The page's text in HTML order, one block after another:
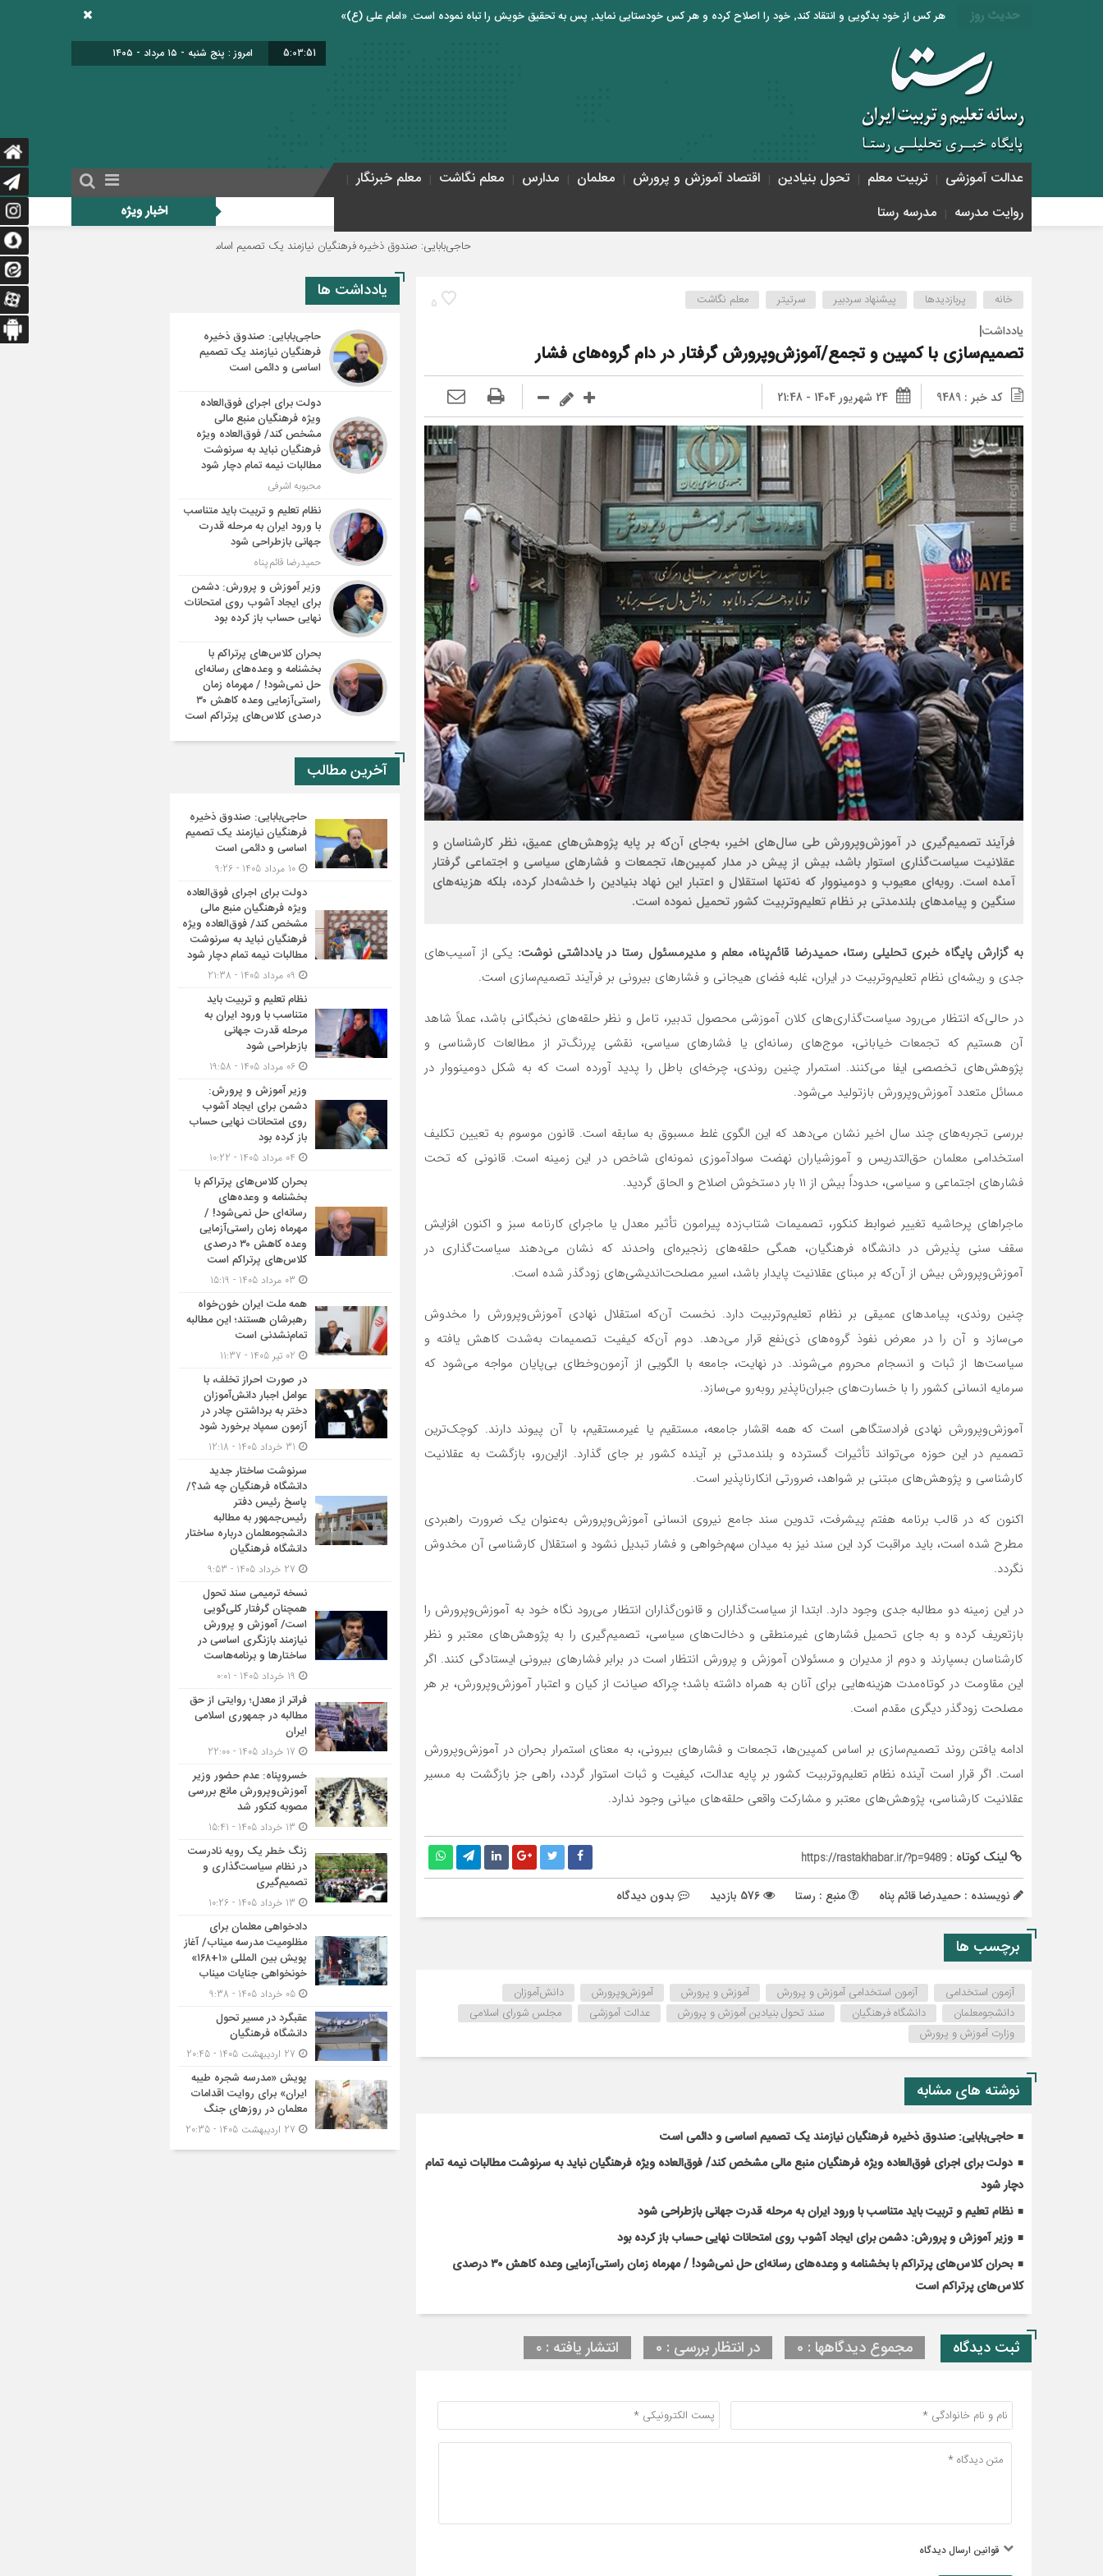
حدیث روز هر کس از خود بدگویی و انتقاد کند٬ خود را اصلاح کرده و هر کس خودستایی نماید٬ پس به تحقیق خویش را تباه نموده است. «امام علی (ع)»
5:03:51 امروز : پنج شنبه - ۱۵ مرداد - ۱۴۰۵
عدالت آموزشی تربیت معلم تحول بنیادین اقتصاد آموزش و پرورش معلمان مدارس معلم نگاشت
معلم خبرنگار
روایت مدرسه
مدرسه رستا اخبار ویژه
حاجی‌بابایی: صندوق ذخیره فرهنگیان نیازمند یک تصمیم اساسی و دائمی است دولت برای اجرای فوق‌العاده ویژه
5 خانه پربازدیدها پیشنهاد سردبیر سرتیتر معلم نگاشت
یادداشت|
تصمیم‌سازی با کمپین و تجمع/آموزش‌وپرورش گرفتار در دام گروه‌های فشار
کد خبر : 9489 24 شهریور 1404 - 21:48
فرآیند تصمیم‌گیری در آموزش‌وپرورش طی سال‌های اخیر، به‌جای آن‌که بر پایه پژوهش‌های عمیق، نظر کارشناسان و
عقلانیت سیاست‌گذاری استوار باشد، بیش از پیش در مدار کمپین‌ها، تجمعات و فشارهای سیاسی و اجتماعی گرفتار
آمده است. رویه‌ای معیوب و دومینووار که نه‌تنها استقلال و اعتبار این نهاد بنیادین را خدشه‌دار کرده، بلکه هزینه‌های
سنگین و پیامدهای بلندمدتی بر نظام تعلیم‌وتربیت کشور تحمیل نموده است.
به گزارش پایگاه خبری تحلیلی رستا، حمیدرضا قائم‌پناه، معلم و مدیرمسئول رستا در یادداشتی نوشت: یکی از آسیب‌های
جدی و ریشه‌ای نظام تعلیم‌وتربیت در ایران، غلبه فضای هیجانی و فشارهای بیرونی بر فرآیند تصمیم‌سازی است.
در حالی‌که انتظار می‌رود سیاست‌گذاری‌های کلان آموزشی محصول تدبیر، تامل و نظر حلقه‌های نخبگانی باشد، عملاً شاهد
آن هستیم که تجمعات خیابانی، موج‌های رسانه‌ای یا فشارهای سیاسی، نقشی پررنگ‌تر از مطالعات کارشناسی و
پژوهش‌های تخصصی ایفا می‌کنند. استمرار چنین روندی، چرخه‌ای باطل را پدید آورده است که به شکل دومینووار در
مسائل متعدد آموزش‌وپرورش بازتولید می‌شود.
بررسی تجربه‌های چند سال اخیر نشان می‌دهد که این الگوی غلط مسبوق به سابقه است. قانون موسوم به تعیین تکلیف
استخدامی معلمان حق‌التدریس و آموزشیاران نهضت سوادآموزی نمونه‌ای شاخص در این زمینه است. قانونی که تحت
فشارهای اجتماعی و سیاسی، حدوداً بیش از ۱۱ بار دستخوش اصلاح و الحاق گردید.
ماجراهای پرحاشیه تغییر ضوابط کنکور، تصمیمات شتاب‌زده پیرامون تأثیر معدل یا ماجرای کارنامه سبز و اکنون افزایش
سقف سنی پذیرش در دانشگاه فرهنگیان، همگی حلقه‌های زنجیره‌ای واحدند که نشان می‌دهند سیاست‌گذاری در
آموزش‌وپرورش بیش از آن‌که بر مبنای عقلانیت پایدار باشد، اسیر مصلحت‌اندیشی‌های زودگذر شده است.
چنین روندی، پیامدهای عمیقی بر نظام تعلیم‌وتربیت دارد. نخست آن‌که استقلال نهادی آموزش‌وپرورش را مخدوش
می‌سازد و آن را در معرض نفوذ گروه‌های ذی‌نفع قرار می‌دهد. دوم آن‌که کیفیت تصمیمات به‌شدت کاهش یافته و
سیاست‌ها از ثبات و انسجام محروم می‌شوند. در نهایت، جامعه با الگویی از آزمون‌وخطای بی‌پایان مواجه می‌شود که
سرمایه انسانی کشور را با خسارت‌های جبران‌ناپذیر روبه‌رو می‌سازد.
آموزش‌وپرورش نهادی فرادستگاهی است که همه اقشار جامعه، مستقیم یا غیرمستقیم، با آن پیوند دارند. کوچک‌ترین
تصمیم در این حوزه می‌تواند تأثیرات گسترده و بلندمدتی بر آینده کشور بر جای گذارد. ازاین‌رو، بازگشت به عقلانیت
کارشناسی و پژوهش‌های مبتنی بر شواهد، ضرورتی انکارناپذیر است.
اکنون که در قالب برنامه هفتم پیشرفت، تدوین سند جامع نیروی انسانی آموزش‌وپرورش به‌عنوان یک ضرورت راهبردی
مطرح شده است، باید مراقبت کرد این سند نیز به میدان سهم‌خواهی و فشار تبدیل نشود و استقلال کارشناسی آن مخدوش
نگردد.
در این زمینه دو مطالبه جدی وجود دارد. ابتدا از سیاست‌گذاران و قانون‌گذاران انتظار می‌رود نگاه خود به آموزش‌وپرورش را
بازتعریف کرده و به جای تحمیل فشارهای غیرمنطقی و دخالت‌های سیاسی، تصمیم‌گیری را به پژوهش‌های معتبر و نظر
کارشناسان بسپارند و دوم از مدیران و مسئولان آموزش و پرورش انتظار است در برابر فشارهای بیرونی ایستادگی کنند. اگر
این مقاومت در کوتاه‌مدت هزینه‌هایی برای آنان به همراه داشته باشد؛ چراکه صیانت از کیان و اعتبار آموزش‌وپرورش، بر هر
مصلحت زودگذر دیگری مقدم است.
ادامه یافتن روند تصمیم‌سازی بر اساس کمپین‌ها، تجمعات و فشارهای بیرونی، به معنای استمرار بحران در آموزش‌وپرورش
است. اگر قرار است آینده نظام تعلیم‌وتربیت کشور بر پایه عدالت، کیفیت و ثبات استوار گردد، راهی جز بازگشت به مسیر
عقلانیت کارشناسی، پژوهش‌های معتبر و مشارکت واقعی حلقه‌های میانی وجود ندارد.
لینک کوتاه :https://rastakhabar.ir/?p=9489
نویسنده : حمیدرضا قائم پناه منبع : رستا بدون دیدگاه
برچسب ها
آزمون استخدامی آزمون استخدامی آموزش و پرورش آموزش و پرورش آموزش‌‌‌و‌پرورش
دانش‌آموزان
دانشجومعلمان
دانشگاه فرهنگیان سند تحول بنیادین آموزش و پرورش عدالت آموزشی
مجلس شورای اسلامی
وزارت آموزش و پرورش
نوشته های مشابه
حاجی‌بابایی: صندوق ذخیره فرهنگیان نیازمند یک تصمیم اساسی و دائمی است
دولت برای اجرای فوق‌العاده ویژه فرهنگیان منبع مالی مشخص کند/ فوق‌العاده ویژه فرهنگیان نباید به سرنوشت مطالبات نیمه‌ تمام
دچار شود
نظام تعلیم و تربیت باید متناسب با ورود ایران به مرحله قدرت جهانی بازطراحی شود
وزیر آموزش و پرورش: دشمن برای ایجاد آشوب روی امتحانات نهایی حساب باز کرده بود
بحران کلاس‌های پرتراکم با بخشنامه و وعده‌های رسانه‌ای حل نمی‌شود! / مهرماه زمان راستی‌آزمایی وعده کاهش ۳۰ درصدی
کلاس‌های پرتراکم است
ثبت دیدگاه مجموع دیدگاهها : 0 در انتظار بررسی : 0 انتشار یافته : ۰
قوانین ارسال دیدگاه
یادداشت ها
حاجی‌بابایی: صندوق ذخیره
فرهنگیان نیازمند یک تصمیم
اساسی و دائمی است
دولت برای اجرای فوق‌العاده
ویژه فرهنگیان منبع مالی
مشخص کند/ فوق‌العاده ویژه
فرهنگیان نباید به سرنوشت
مطالبات نیمه‌ تمام دچار شود
محبوبه اشرفی
نظام تعلیم و تربیت باید متناسب
با ورود ایران به مرحله قدرت
جهانی بازطراحی شود
حمیدرضا قائم پناه
وزیر آموزش و پرورش: دشمن
برای ایجاد آشوب روی امتحانات
نهایی حساب باز کرده بود
بحران کلاس‌های پرتراکم با
بخشنامه و وعده‌های رسانه‌ای
حل نمی‌شود! / مهرماه زمان
راستی‌آزمایی وعده کاهش ۳۰
درصدی کلاس‌های پرتراکم است
آخرین مطالب
حاجی‌بابایی: صندوق ذخیره
فرهنگیان نیازمند یک تصمیم
اساسی و دائمی است
دولت برای اجرای فوق‌العاده
ویژه فرهنگیان منبع مالی
مشخص کند/ فوق‌العاده ویژه
فرهنگیان نباید به سرنوشت
مطالبات نیمه‌ تمام دچار شود
نظام تعلیم و تربیت باید
متناسب با ورود ایران به
مرحله قدرت جهانی
بازطراحی شود
وزیر آموزش و پرورش:
دشمن برای ایجاد آشوب
روی امتحانات نهایی حساب
باز کرده بود
بحران کلاس‌های پرتراکم با
بخشنامه و وعده‌های
رسانه‌ای حل نمی‌شود! /
مهرماه زمان راستی‌آزمایی
وعده کاهش ۳۰ درصدی
کلاس‌های پرتراکم است
همه ملت ایران خون‌خواه
رهبرشان هستند؛ این مطالبه
تمام‌نشدنی است
در صورت احراز تخلف، با
عوامل اجبار دانش‌آموزان
دختر به برداشتن چادر در
آزمون سمپاد برخورد شود
سرنوشت ساختار جدید
دانشگاه فرهنگیان چه شد؟/
پاسخ رئیس دفتر
رئیس‌جمهور به مطالبه
دانشجومعلمان درباره ساختار
دانشگاه فرهنگیان
نسخه ترمیمی سند تحول
همچنان گرفتار کلی‌گویی
است/ آموزش و پرورش
نیازمند بازنگری اساسی در
ساختارها و برنامه‌هاست
فراتر از معدل؛ روایتی از حق
مطالبه در جمهوری اسلامی
ایران
خسروپناه: عدم حضور وزیر
آموزش‌وپرورش مانع بررسی
مصوبه کنکور شد
زنگ خطر یک رویه نادرست
در نظام سیاست‌گذاری و
تصمیم‌گیری
دادخواهی معلمان برای
مظلومیت مدرسه میناب/ آغاز
پویش بین المللی «۱+۱۶۸»
خونخواهی جنایات میناب
عقبگرد در مسیر تحول
دانشگاه فرهنگیان
پویش «مدرسه شجره طیبه
ایران» برای روایت اقدامات
معلمان در روزهای جنگ